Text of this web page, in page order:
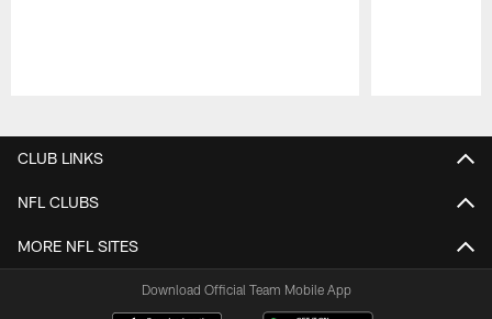
CLUB LINKS
NFL CLUBS
MORE NFL SITES
Download Official Team Mobile App